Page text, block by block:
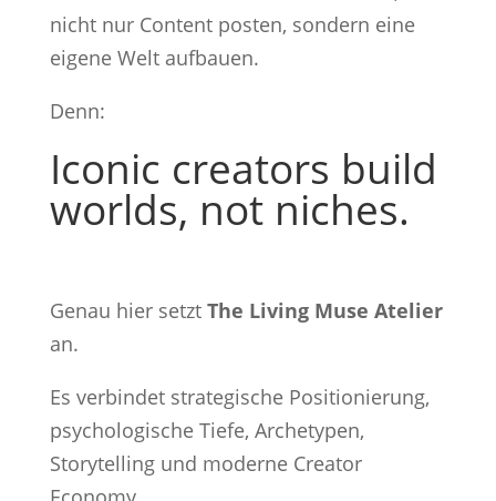
nicht nur Content posten, sondern eine
eigene Welt aufbauen.
Denn:
Iconic creators build
worlds, not niches.
Genau hier setzt The Living Muse Atelier
an.
Es verbindet strategische Positionierung,
psychologische Tiefe, Archetypen,
Storytelling und moderne Creator